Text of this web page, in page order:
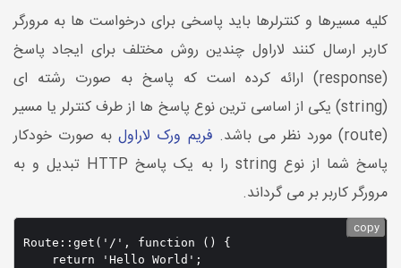
کلیه مسیرها و کنترلرها باید پاسخی برای درخواست ها به مرورگر
کاربر ارسال کنند لاراول چندین روش مختلف برای ایجاد پاسخ
(response) ارائه کرده است که پاسخ به صورت رشته ای
(string) یکی از اساسی ترین نوع پاسخ ها از طرف کنترلر یا مسیر
(route) مورد نظر می باشد.
فریم ورک لاراولبه صورت خودکار
پاسخ شما از نوع string را به یک پاسخ HTTP تبدیل و به
مرورگر کاربر بر می گرداند.
Route::get('/', function () {
    return 'Hello World';
copy